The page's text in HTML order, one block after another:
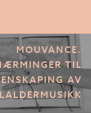
MOUVANCE.
TIL
AV